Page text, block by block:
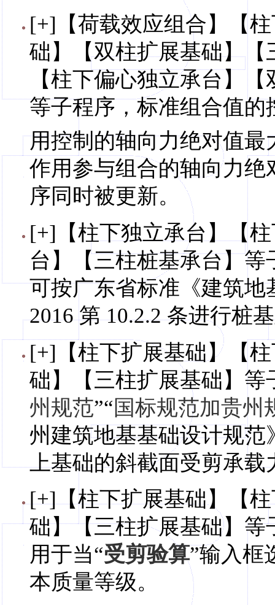
[+]【荷载效应组合】【
础】【双柱扩展基础】
【柱下偏心独立承台】
等子程序，标准组合值的
用控制的轴向力绝对值
作用参与组合的轴向力
序同时被更新。
[+]【柱下独立承台】【
台】【三柱桩基承台】等
可按广东省标准《建筑地
2016 第 10.2.2 条进行桩
[+]【柱下扩展基础】【
础】【三柱扩展基础】等
州规范”“国标规范加贵州
州建筑地基基础设计规范
上基础的斜截面受剪承载
[+]【柱下扩展基础】【
础】【三柱扩展基础】等
用于当“受剪验算”输入框
本质量等级。